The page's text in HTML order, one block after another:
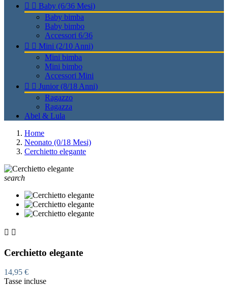
  Baby (6/36 Mesi)
Baby bimba
Baby bimbo
Accessori 6/36
  Mini (2/10 Anni)
Mini bimba
Mini bimbo
Accessori Mini
  Junior (8/18 Anni)
Ragazzo
Ragazza
Abel & Lula
Home
Neonato (0/18 Mesi)
Cerchietto elegante
search
 
Cerchietto elegante
14,95 €
Tasse incluse